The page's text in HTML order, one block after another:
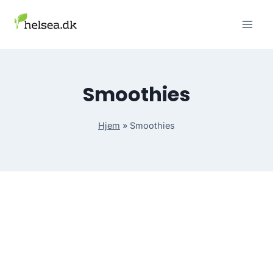
Smoothies
Hjem » Smoothies